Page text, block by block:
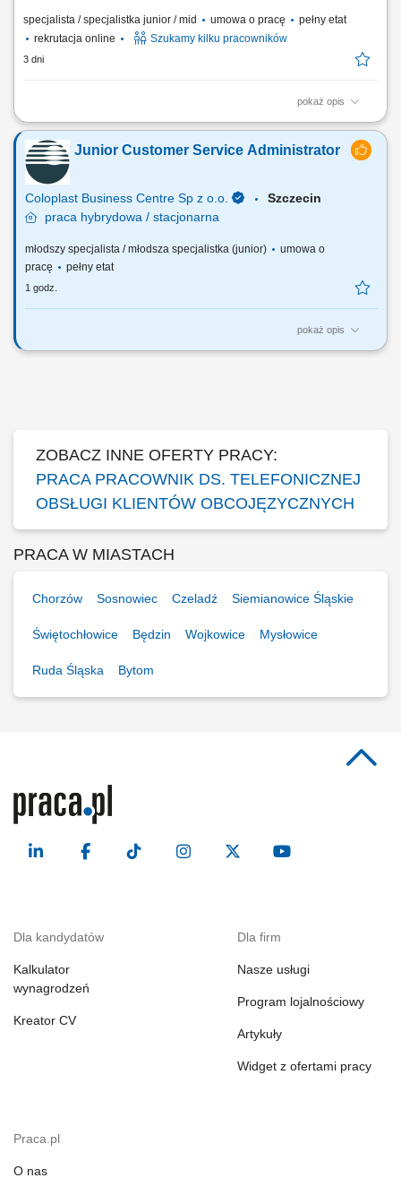
specjalista / specjalistka junior / mid umowa o pracę
pełny etat
rekrutacja online
Szukamy kilku pracowników
3 dni
pokaż opis
Zakres obowiązków: Telefoniczny kontakt z klientami zainteresowanymi
produktami firmy. Sprzedaż usług finansowych oraz szkoleń z zakresu
edukacji finansowej. Pozyskiwanie nowych klientów oraz rozwijanie
relacji z obecnymi. Współpraca z kluczowymi partnerami biznesowymi.
Praca nad realizacją...
Junior Customer Service Administrator
Coloplast Business Centre Sp z o.o.
Szczecin
praca hybrydowa / stacjonarna
młodszy specjalista / młodsza specjalistka (junior)
umowa o
pracę
pełny etat
1 godz.
pokaż opis
Coloplast develops products and services that make life easier for
ZOBACZ INNE OFERTY PRACY:
PRACA PRACOWNIK DS. TELEFONICZNEJ
OBSŁUGI KLIENTÓW OBCOJĘZYCZNYCH
PRACA W MIASTACH
Chorzów Sosnowiec Czeladź Siemianowice Śląskie
Świętochłowice Będzin Wojkowice Mysłowice
Ruda Śląska Bytom
Dla kandydatów
Kalkulator
wynagrodzeń
Kreator CV
Dla firm
Nasze usługi
Program lojalnościowy
Artykuły
Widget z ofertami pracy
Praca.pl
O nas